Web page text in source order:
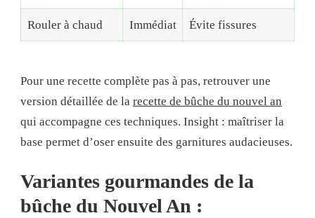
Rouler à chaud Immédiat Évite fissures
Pour une recette complète pas à pas, retrouver une
version détaillée de la recette de bûche du nouvel an
qui accompagne ces techniques. Insight : maîtriser la
base permet d’oser ensuite des garnitures audacieuses.
Variantes gourmandes de la
bûche du Nouvel An :